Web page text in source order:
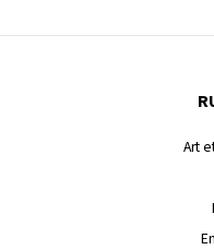
Art